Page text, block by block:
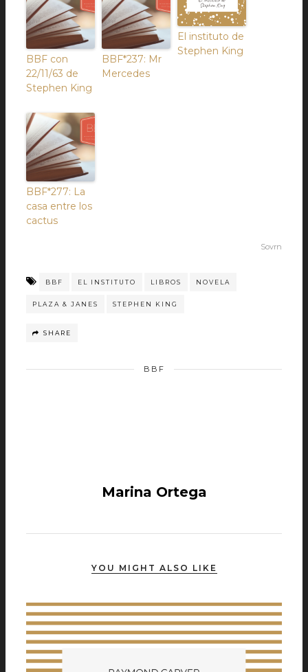
BBF con
22/11/63 de
Stephen King
BBF*237: Mr
Mercedes
El instituto de
Stephen King
BBF*277: La
casa entre los
cactus
Sovrn
BBF EL INSTITUTO LIBROS NOVELA
PLAZA & JANES STEPHEN KING
SHARE
BBF
Marina Ortega
YOU MIGHT ALSO LIKE